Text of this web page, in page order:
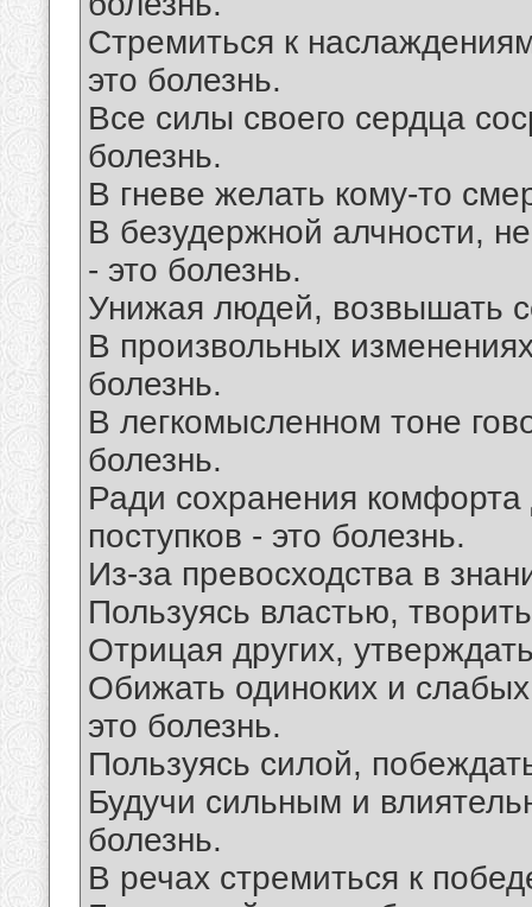
Стремиться к
это болезнь.
Все силы своего сердца
болезнь.
В гневе желать кому-то
В безудержной алчности,
- это болезнь.
Унижая людей, возвышать
В произвольных
болезнь.
В легкомысленном тоне
болезнь.
Ради сохранения
поступков - это болезнь.
Из-за превосходства в
Пользуясь властью,
Отрицая других,
Обижать одиноких и
это болезнь.
Пользуясь силой,
Будучи сильным и
болезнь.
В речах стремиться к